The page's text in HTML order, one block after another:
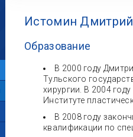
Истомин Дмитрий
Образование
В 2000 году
Тульского
хирургии. В 2004
Институте
В 2008 году
квалификации по